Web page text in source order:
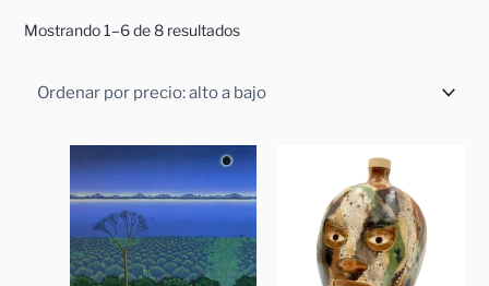
Mostrando 1–6 de 8 resultados